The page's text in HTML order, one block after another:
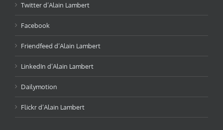
Twitter d’Alain Lambert
Facebook
Friendfeed d’Alain Lambert
LinkedIn d’Alain Lambert
Dailymotion
Flickr d’Alain Lambert